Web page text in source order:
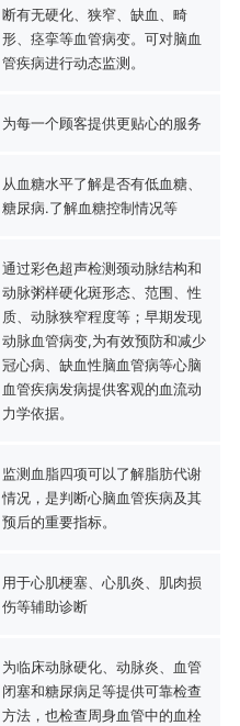
断有无硬化、狭窄、缺血、畸
形、痉挛等血管病变。可对脑血
管疾病进行动态监测。
为每一个顾客提供更贴心的服务
从血糖水平了解是否有低血糖、
糖尿病.了解血糖控制情况等
通过彩色超声检测颈动脉结构和
动脉粥样硬化斑形态、范围、性
质、动脉狭窄程度等；早期发现
动脉血管病变,为有效预防和减少
冠心病、缺血性脑血管病等心脑
血管疾病发病提供客观的血流动
力学依据。
监测血脂四项可以了解脂肪代谢
情况，是判断心脑血管疾病及其
预后的重要指标。
用于心肌梗塞、心肌炎、肌肉损
伤等辅助诊断
为临床动脉硬化、动脉炎、血管
闭塞和糖尿病足等提供可靠检查
方法，也检查周身血管中的血栓